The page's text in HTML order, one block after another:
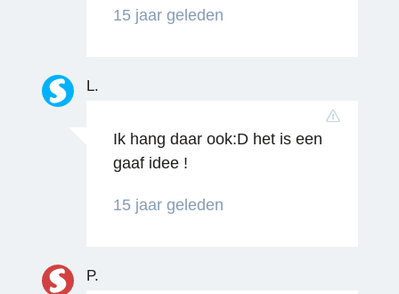
15 jaar geleden
L.
Ik hang daar ook:D het is een
gaaf idee !
15 jaar geleden
P.